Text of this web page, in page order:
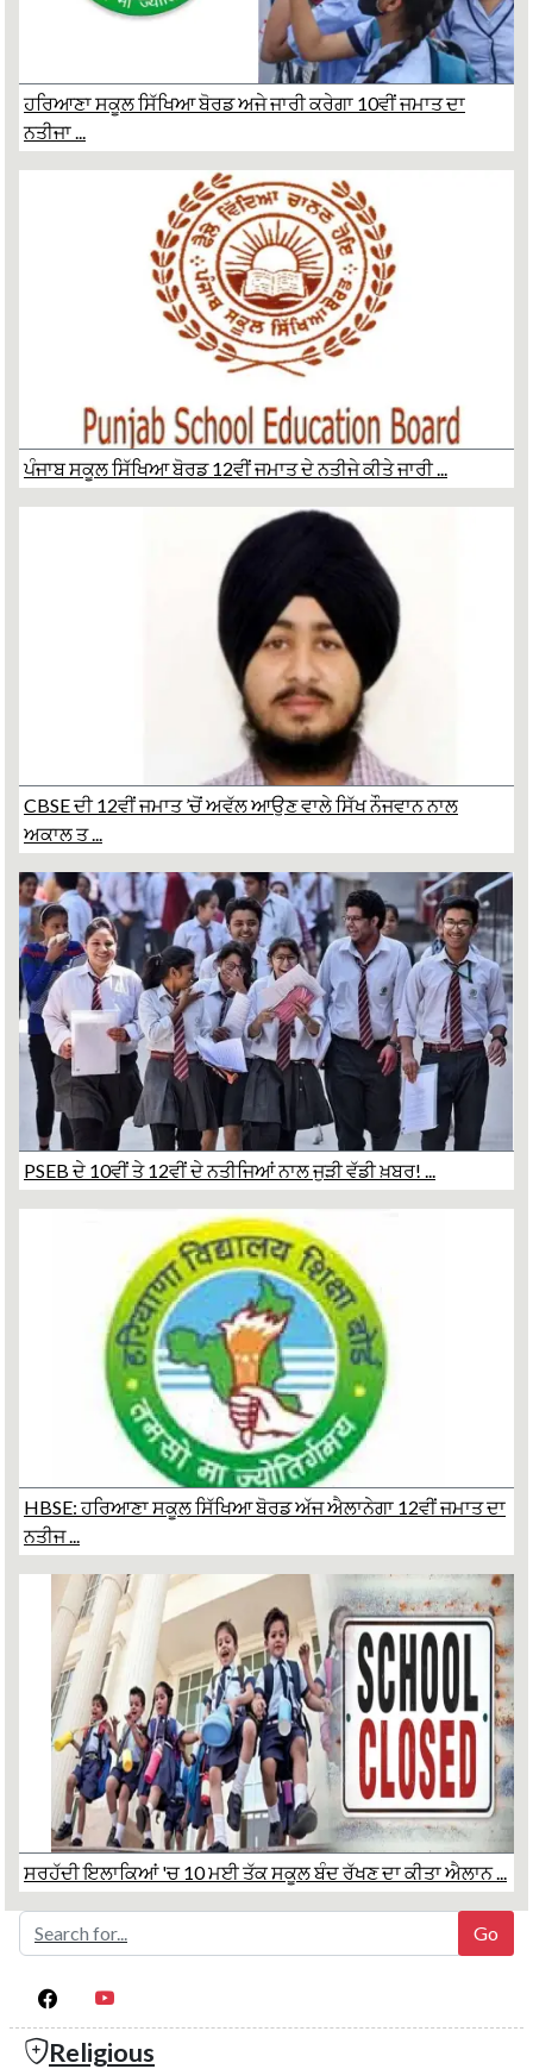
ਹਰਿਆਣਾ ਸਕੂਲ ਸਿੱਖਿਆ ਬੋਰਡ ਅਜੇ ਜਾਰੀ ਕਰੇਗਾ 10ਵੀਂ ਜਮਾਤ ਦਾ
ਨਤੀਜਾ ...
ਪੰਜਾਬ ਸਕੂਲ ਸਿੱਖਿਆ ਬੋਰਡ 12ਵੀਂ ਜਮਾਤ ਦੇ ਨਤੀਜੇ ਕੀਤੇ ਜਾਰੀ ...
CBSE ਦੀ 12ਵੀਂ ਜਮਾਤ ’ਚੋਂ ਅਵੱਲ ਆਉਣ ਵਾਲੇ ਸਿੱਖ ਨੌਜਵਾਨ ਨਾਲ
ਅਕਾਲ ਤ ...
PSEB ਦੇ 10ਵੀਂ ਤੇ 12ਵੀਂ ਦੇ ਨਤੀਜਿਆਂ ਨਾਲ ਜੁੜੀ ਵੱਡੀ ਖ਼ਬਰ! ...
HBSE: ਹਰਿਆਣਾ ਸਕੂਲ ਸਿੱਖਿਆ ਬੋਰਡ ਅੱਜ ਐਲਾਨੇਗਾ 12ਵੀਂ ਜਮਾਤ ਦਾ
ਨਤੀਜ ...
ਸਰਹੱਦੀ ਇਲਾਕਿਆਂ 'ਚ 10 ਮਈ ਤੱਕ ਸਕੂਲ ਬੰਦ ਰੱਖਣ ਦਾ ਕੀਤਾ ਐਲਾਨ ...
Religious